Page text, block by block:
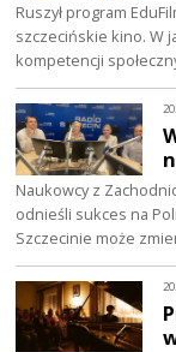
Ruszył program
szczecińskie kino. W
kompetencji
Naukowcy z
odnieśli sukces na
Szczecinie może